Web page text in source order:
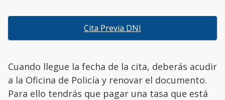
Cita Previa DNI
Cuando llegue la fecha de la cita, deberás acudir
a la Oficina de Policía y renovar el documento.
Para ello tendrás que pagar una tasa que está